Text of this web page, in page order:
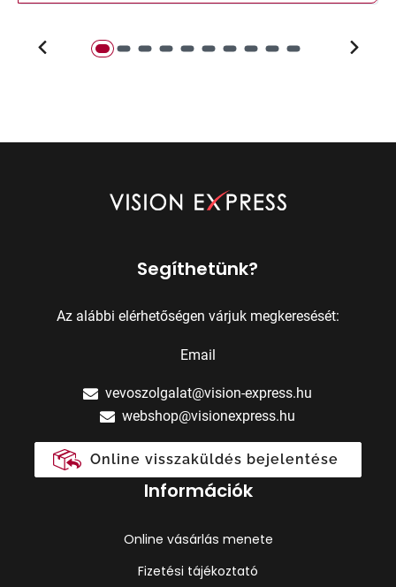
Segíthetünk?
Az alábbi elérhetőségen várjuk megkeresését:
Email
vevoszolgalat@vision-express.hu
webshop@visionexpress.hu
Online visszaküldés bejelentése
Információk
Online vásárlás menete
Fizetési tájékoztató